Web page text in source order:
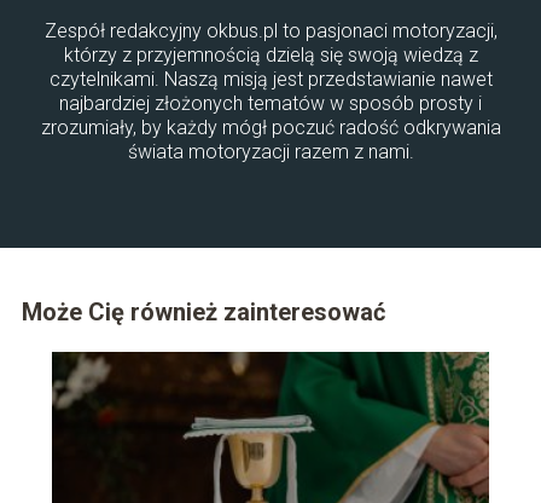
Zespół redakcyjny okbus.pl to pasjonaci motoryzacji,
którzy z przyjemnością dzielą się swoją wiedzą z
czytelnikami. Naszą misją jest przedstawianie nawet
najbardziej złożonych tematów w sposób prosty i
zrozumiały, by każdy mógł poczuć radość odkrywania
świata motoryzacji razem z nami.
Może Cię również zainteresować